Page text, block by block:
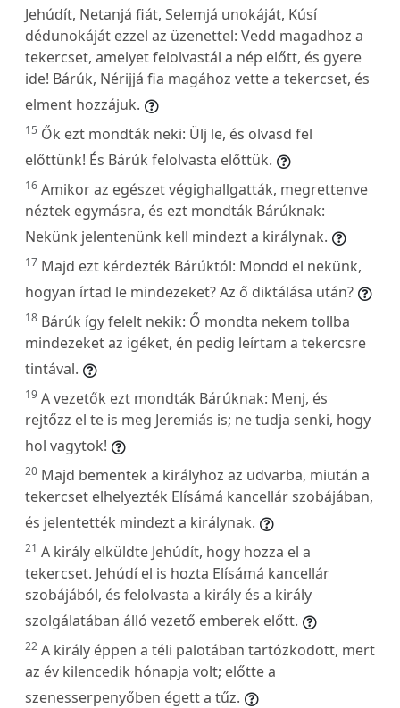
Jehúdít, Netanjá fiát, Selemjá unokáját, Kúsí
dédunokáját ezzel az üzenettel: Vedd magadhoz a
tekercset, amelyet felolvastál a nép előtt, és gyere
ide! Bárúk, Nérijjá fia magához vette a tekercset, és
elment hozzájuk.
15 Ők ezt mondták neki: Ülj le, és olvasd fel
előttünk! És Bárúk felolvasta előttük.
16 Amikor az egészet végighallgatták, megrettenve
néztek egymásra, és ezt mondták Bárúknak:
Nekünk jelentenünk kell mindezt a királynak.
17 Majd ezt kérdezték Bárúktól: Mondd el nekünk,
hogyan írtad le mindezeket? Az ő diktálása után?
18 Bárúk így felelt nekik: Ő mondta nekem tollba
mindezeket az igéket, én pedig leírtam a tekercsre
tintával.
19 A vezetők ezt mondták Bárúknak: Menj, és
rejtőzz el te is meg Jeremiás is; ne tudja senki, hogy
hol vagytok!
20 Majd bementek a királyhoz az udvarba, miután a
tekercset elhelyezték Elísámá kancellár szobájában,
és jelentették mindezt a királynak.
21 A király elküldte Jehúdít, hogy hozza el a
tekercset. Jehúdí el is hozta Elísámá kancellár
szobájából, és felolvasta a király és a király
szolgálatában álló vezető emberek előtt.
22 A király éppen a téli palotában tartózkodott, mert
az év kilencedik hónapja volt; előtte a
szenesserpenyőben égett a tűz.